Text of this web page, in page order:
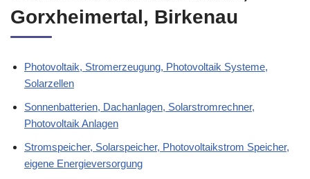
Gorxheimertal, Birkenau
Photovoltaik, Stromerzeugung, Photovoltaik Systeme,
Solarzellen
Sonnenbatterien, Dachanlagen, Solarstromrechner,
Photovoltaik Anlagen
Stromspeicher, Solarspeicher, Photovoltaikstrom Speicher,
eigene Energieversorgung